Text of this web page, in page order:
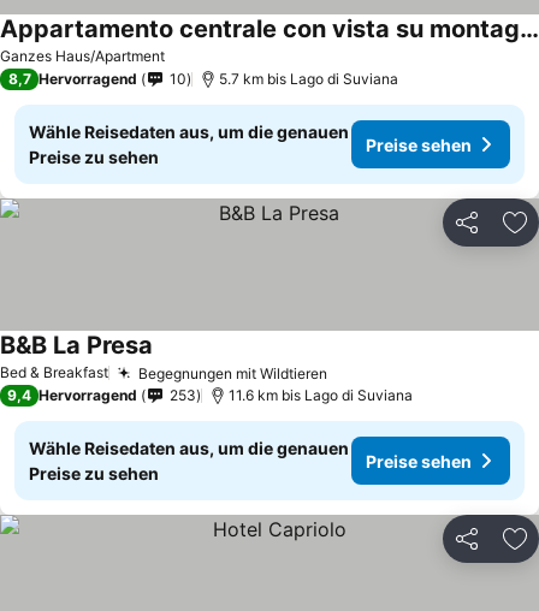
Ganzes Haus/Apartment
Appartamento centrale con vista su montagna
8,7 Hervorragend 10 5.7 km bis Lago di Suviana
Wähle Reisedaten aus, um die genauen
Preise zu sehen
Preise sehen
Teilen
Bed & Breakfast Begegnungen mit Wildtieren
B&B La Presa
9,4 Hervorragend 253 11.6 km bis Lago di Suviana
Wähle Reisedaten aus, um die genauen
Preise zu sehen
Preise sehen
Teilen